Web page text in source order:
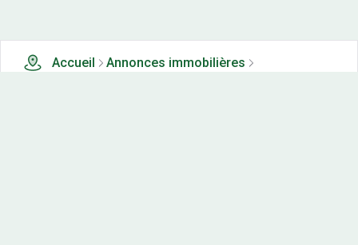
Accueil
Annonces immobilières